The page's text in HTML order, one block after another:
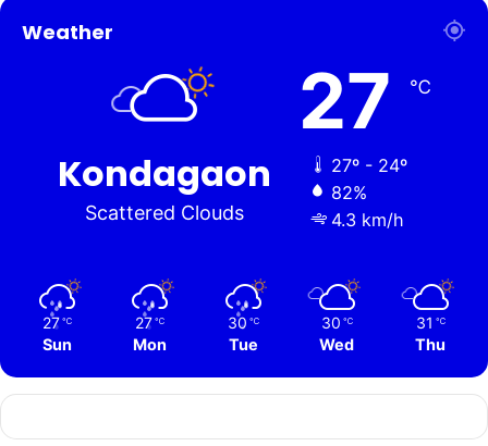
Weather
Kondagaon
Scattered Clouds
27 ℃
27º - 24º
82%
4.3 km/h
27 ℃
Sun
27 ℃
Mon
30 ℃
Tue
30 ℃
Wed
31 ℃
Thu